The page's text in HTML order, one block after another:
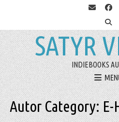
SATYR
INDIEBOOKS
Autor Category:E-